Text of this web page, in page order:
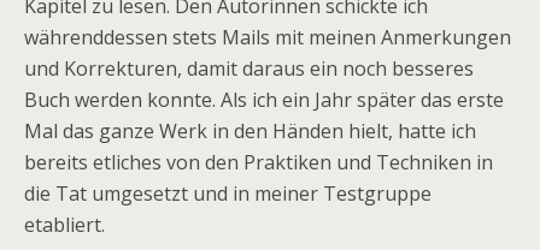
Kapitel zu lesen. Den Autorinnen schickte ich
währenddessen stets Mails mit meinen Anmerkungen
und Korrekturen, damit daraus ein noch besseres
Buch werden konnte. Als ich ein Jahr später das erste
Mal das ganze Werk in den Händen hielt, hatte ich
bereits etliches von den Praktiken und Techniken in
die Tat umgesetzt und in meiner Testgruppe
etabliert.